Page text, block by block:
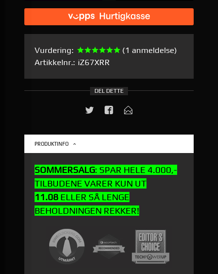
Vurdering:
(1 anmeldelse)
Artikkelnr.: iZ67XRR
DEL DETTE
PRODUKTINFO
SOMMERSALG: SPAR HELE 4.000,-
TILBUDENE VARER KUN UT
11.08 ELLER SÅ LENGE
BEHOLDNINGEN REKKER!